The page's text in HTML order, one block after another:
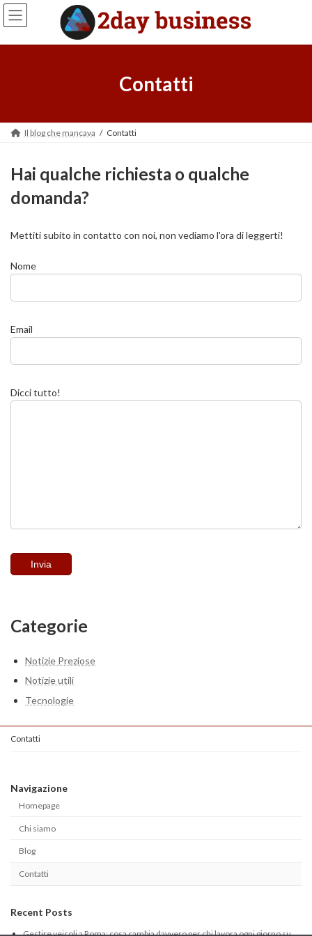
Salta
contenuto
Vai
alla
navigazione
Contatti
Il blog che mancava Contatti
Hai qualche richiesta o qualche
domanda?
Mettiti subito in contatto con noi, non vediamo l'ora di leggerti!
Nome
Email
Dicci tutto!
Categorie
Notizie Preziose
Notizie utili
Tecnologie
Contatti
Navigazione
Homepage
Chi siamo
Blog
Contatti
Recent Posts
Gestire veicoli a Roma: cosa cambia davvero per chi lavora ogni giorno su